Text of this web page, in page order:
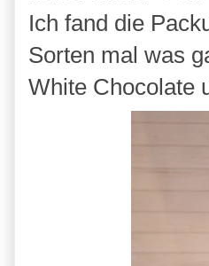
Ich fand die
Sorten mal was
White Chocolate